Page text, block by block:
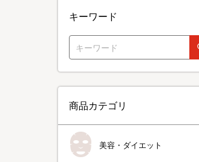
キーワード
商品カテゴリ
美容・ダイエット